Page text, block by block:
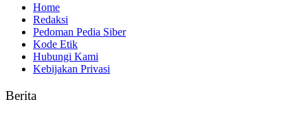
Home
Redaksi
Pedoman Pedia Siber
Kode Etik
Hubungi Kami
Kebijakan Privasi
Berita